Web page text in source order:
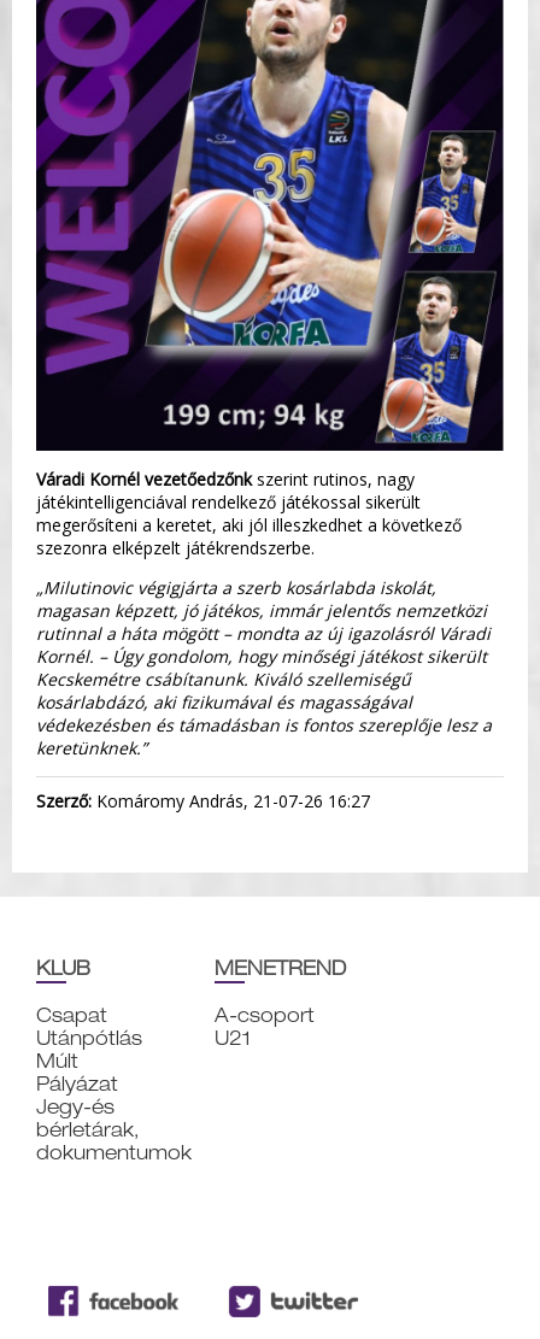
Váradi Kornél vezetőedzőnkszerint rutinos, nagy
játékintelligenciával rendelkező játékossal sikerült
megerősíteni a keretet, aki jól illeszkedhet a következő
szezonra elképzelt játékrendszerbe.
„Milutinovic végigjárta a szerb kosárlabda iskolát,
magasan képzett, jó játékos, immár jelentős nemzetközi
rutinnal a háta mögött – mondta az új igazolásról Váradi
Kornél. – Úgy gondolom, hogy minőségi játékost sikerült
Kecskemétre csábítanunk. Kiváló szellemiségű
kosárlabdázó, aki fizikumával és magasságával
védekezésben és támadásban is fontos szereplője lesz a
keretünknek.”
Szerző: Komáromy András, 21-07-26 16:27
KLUB
Csapat
Utánpótlás
Múlt
Pályázat
Jegy-és
bérletárak,
dokumentumok
MENETREND
A-csoport
U21